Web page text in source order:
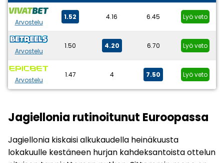
Arvostelu
1.52 4.16 6.45 Lyö veto
Arvostelu
1.50 4.20 6.70 Lyö veto
Arvostelu
1.47 4 7.50 Lyö veto
Jagiellonia rutinoitunut Euroopassa
Jagiellonia kiskaisi alkukaudella heinäkuusta
lokakuulle kestäneen hurjan kahdeksantoista ottelun